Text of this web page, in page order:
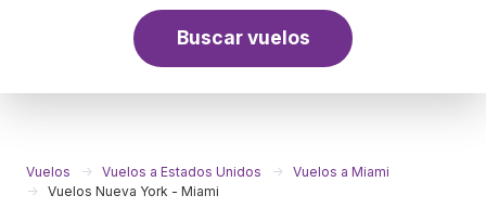
Buscar vuelos
Vuelos Vuelos a Estados Unidos
Vuelos a Miami
Vuelos Nueva York - Miami